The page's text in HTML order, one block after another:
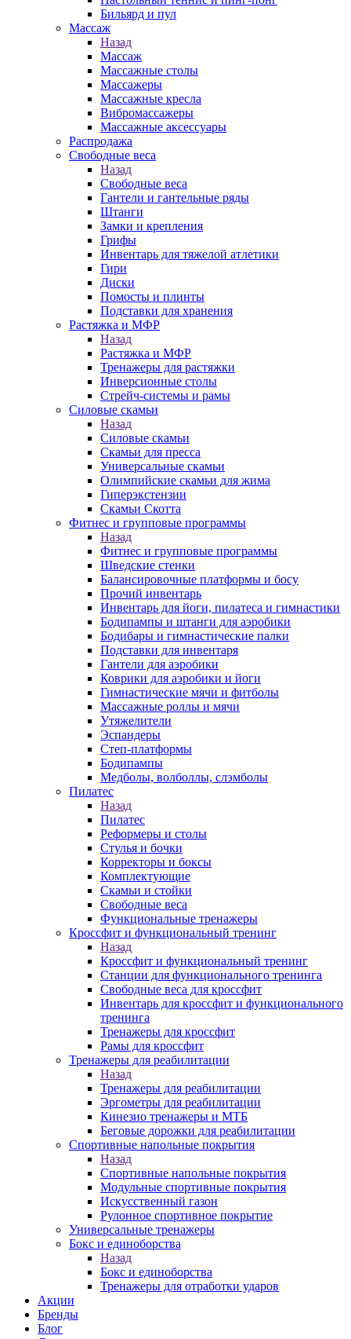
Бильярд и пул
Массаж
Назад
Массаж
Массажные столы
Массажеры
Массажные кресла
Вибромассажеры
Массажные аксессуары
Распродажа
Свободные веса
Назад
Свободные веса
Гантели и гантельные ряды
Штанги
Замки и крепления
Грифы
Инвентарь для тяжелой атлетики
Гири
Диски
Помосты и плинты
Подставки для хранения
Растяжка и МФР
Назад
Растяжка и МФР
Тренажеры для растяжки
Инверсионные столы
Стрейч-системы и рамы
Силовые скамьи
Назад
Силовые скамьи
Скамьи для пресса
Универсальные скамьи
Олимпийские скамьи для жима
Гиперэкстензии
Скамьи Скотта
Фитнес и групповые программы
Назад
Фитнес и групповые программы
Шведские стенки
Балансировочные платформы и босу
Прочий инвентарь
Инвентарь для йоги, пилатеса и гимнастики
Бодипампы и штанги для аэробики
Бодибары и гимнастические палки
Подставки для инвентаря
Гантели для аэробики
Коврики для аэробики и йоги
Гимнастические мячи и фитболы
Массажные роллы и мячи
Утяжелители
Эспандеры
Степ-платформы
Бодипампы
Медболы, волболлы, слэмболы
Пилатес
Назад
Пилатес
Реформеры и столы
Стулья и бочки
Корректоры и боксы
Комплектующие
Скамьи и стойки
Свободные веса
Функциональные тренажеры
Кроссфит и функциональный тренинг
Назад
Кроссфит и функциональный тренинг
Станции для функционального тренинга
Свободные веса для кроссфит
Инвентарь для кроссфит и функционального
тренинга
Тренажеры для кроссфит
Рамы для кроссфит
Тренажеры для реабилитации
Назад
Тренажеры для реабилитации
Эргометры для реабилитации
Кинезио тренажеры и МТБ
Беговые дорожки для реабилитации
Спортивные напольные покрытия
Назад
Спортивные напольные покрытия
Модульные спортивные покрытия
Искусственный газон
Рулонное спортивное покрытие
Универсальные тренажеры
Бокс и единоборства
Назад
Бокс и единоборства
Тренажеры для отработки ударов
Акции
Бренды
Блог